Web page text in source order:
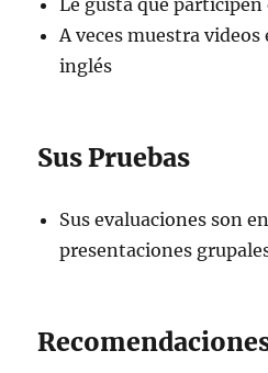
A veces muestra
inglés
Sus Pruebas
Sus evaluaciones son
presentaciones